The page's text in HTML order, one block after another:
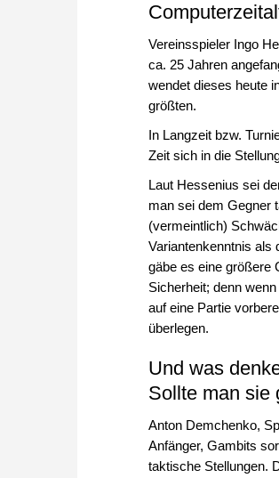
Vereinsspieler Ingo
ca. 25 Jahren
wendet dieses heute
größten.
In Langzeit bzw.
Zeit sich in die
Laut Hessenius sei
man sei dem Gegner
(vermeintlich)
Variantenkenntnis als
gäbe es eine größere
Sicherheit; denn
auf eine Partie
überlegen.
Und was
Sollte man sie
Anton Demchenko,
Anfänger, Gambits
taktische Stellungen.